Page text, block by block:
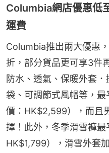
Columbia網店優惠
運費
Columbia推出兩大優惠
折，部分貨品更可享3件
防水、透氣、保暖外套
袋、可調節式風帽等，
價：HK$2,599），而且
擇！此外，冬季滑雪褲最
HK$1,799），滑雪外套